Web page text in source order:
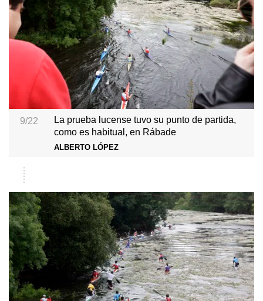
9/22
La prueba lucense tuvo su punto de partida,
como es habitual, en Rábade
ALBERTO LÓPEZ